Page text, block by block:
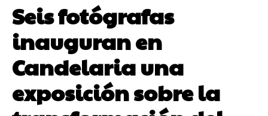
Seis fotógrafas
inauguran en
Candelaria una
exposición sobre la